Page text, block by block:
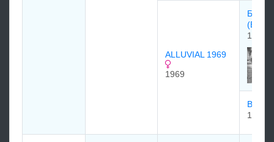
ALLUVIAL 1969
1969
1963
1954